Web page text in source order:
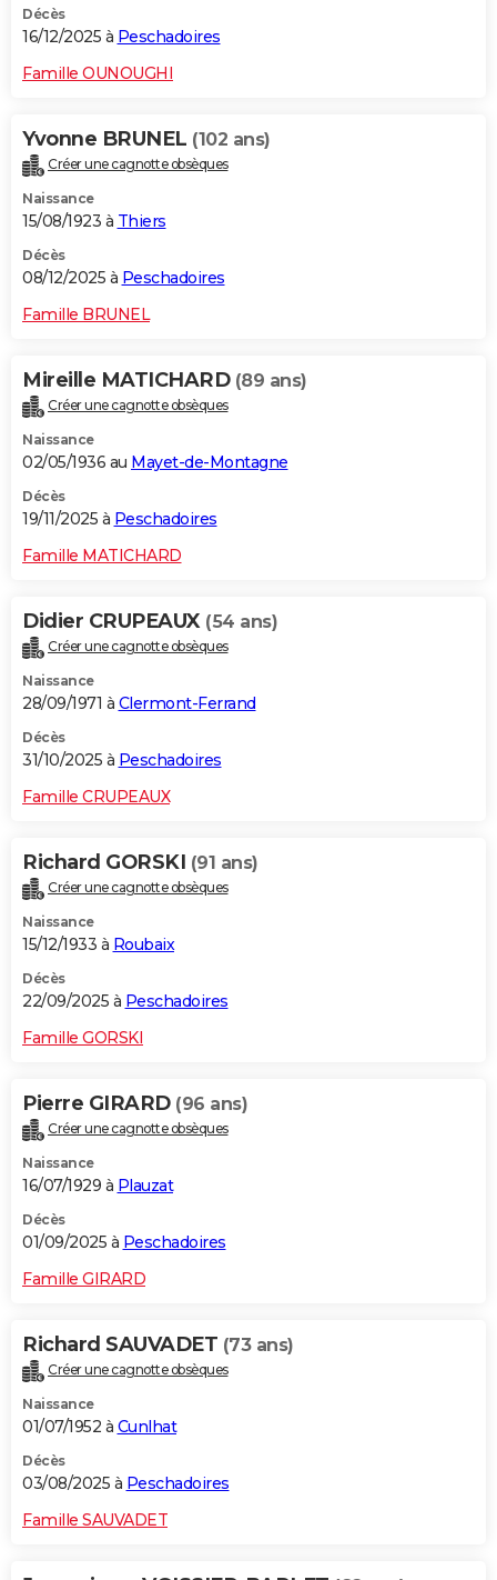
Décès
16/12/2025 à Peschadoires
Famille OUNOUGHI
Yvonne BRUNEL (102 ans)
Créer une cagnotte obsèques
Naissance
15/08/1923 à Thiers
Décès
08/12/2025 à Peschadoires
Famille BRUNEL
Mireille MATICHARD (89 ans)
Créer une cagnotte obsèques
Naissance
02/05/1936 au Mayet-de-Montagne
Décès
19/11/2025 à Peschadoires
Famille MATICHARD
Didier CRUPEAUX (54 ans)
Créer une cagnotte obsèques
Naissance
28/09/1971 à Clermont-Ferrand
Décès
31/10/2025 à Peschadoires
Famille CRUPEAUX
Richard GORSKI (91 ans)
Créer une cagnotte obsèques
Naissance
15/12/1933 à Roubaix
Décès
22/09/2025 à Peschadoires
Famille GORSKI
Pierre GIRARD (96 ans)
Créer une cagnotte obsèques
Naissance
16/07/1929 à Plauzat
Décès
01/09/2025 à Peschadoires
Famille GIRARD
Richard SAUVADET (73 ans)
Créer une cagnotte obsèques
Naissance
01/07/1952 à Cunlhat
Décès
03/08/2025 à Peschadoires
Famille SAUVADET